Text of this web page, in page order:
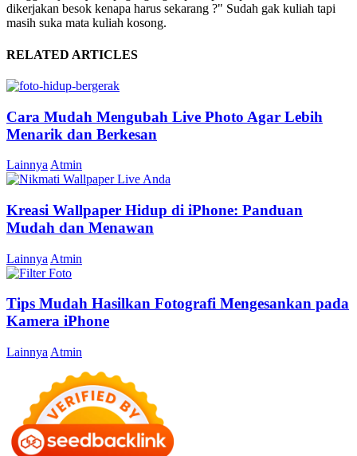
dikerjakan besok kenapa harus sekarang ?" Sudah gak kuliah tapi
masih suka mata kuliah kosong.
RELATED ARTICLES
Cara Mudah Mengubah Live Photo Agar Lebih
Menarik dan Berkesan
Lainnya Atmin
Kreasi Wallpaper Hidup di iPhone: Panduan
Mudah dan Menawan
Lainnya Atmin
Tips Mudah Hasilkan Fotografi Mengesankan pada
Kamera iPhone
Lainnya Atmin